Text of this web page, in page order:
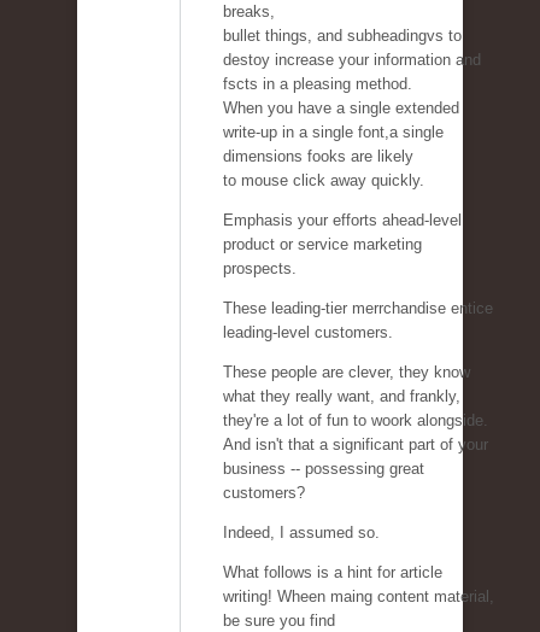
breaks,
bullet things, and subheadingvs to
destoy increase your information and
fscts in a pleasing method.
When you have a single extended
write-up in a single font,a single
dimensions fooks are likely
to mouse click away quickly.
Emphasis your efforts ahead-level
product or service marketing
prospects.
These leading-tier merrchandise entice
leading-level customers.
These people are clever, they know
what they really want, and frankly,
they're a lot of fun to woork alongside.
And isn't that a significant part of your
business -- possessing great
customers?
Indeed, I assumed so.
What follows is a hint for article
writing! Wheen maing content material,
be sure you find